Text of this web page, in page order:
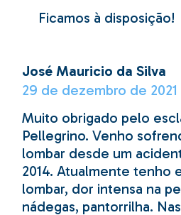
Ficamos à disposição!
José Mauricio da Silva
29 de dezembro de 2021
Muito obrigado pelo
Pellegrino. Venho
lombar desde um
2014. Atualmente tenho
lombar, dor intensa na
nádegas, pantorrilha.